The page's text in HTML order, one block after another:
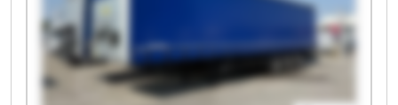
Werkzeugmaschinen GmbH Weber
Werkzeugmaschinen GmbH Weber
Werkzeugmaschinen GmbH Weber
Werkzeugmaschinen GmbH Weber
Werkzeugmaschinen GmbH Weber